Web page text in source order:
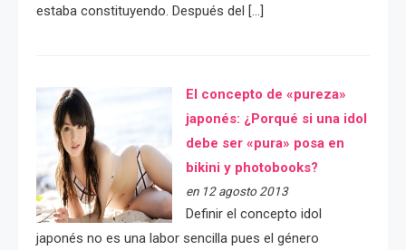
estaba constituyendo. Después del […]
El concepto de «pureza»
japonés: ¿Porqué si una idol
debe ser «pura» posa en
bikini y photobooks?
en 12 agosto 2013
Definir el concepto idol
japonés no es una labor sencilla pues el género